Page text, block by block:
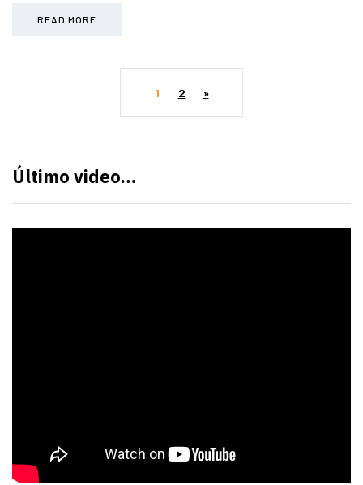
READ MORE
1 2 »
Último video…